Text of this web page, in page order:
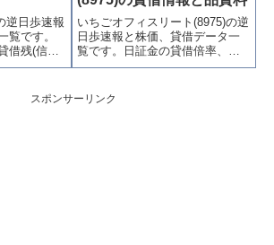
、図解で
掲載して
り関連情報を集計し、図解でわ
かりやすくまとめて掲載してい
ます。
逆日歩速報
覧です。
借残(信用
料(逆日
空売り関
でわかり
いちごオフィスリート(8975)の逆
日歩速報と株価、貸借データ一
覧です。日証金の貸借倍率、貸
借残(信用買残、信用売残)、品貸
制(注意喚起・申込停止)など、空
売り関連情報を集計し、図解で
スポンサーリンク